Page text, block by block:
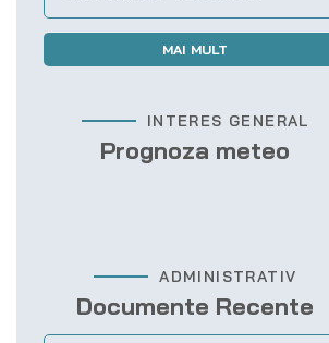
MAI MULT
INTERES GENERAL
Prognoza meteo
ADMINISTRATIV
Documente Recente